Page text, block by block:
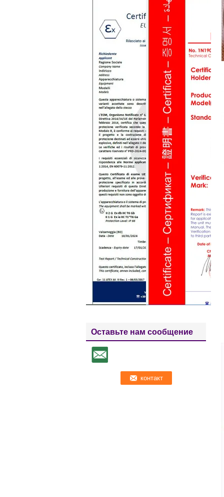
Оставьте нам сообщение